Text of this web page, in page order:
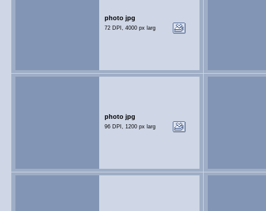
photo jpg
72 DPI, 4000 px larg
photo jpg
96 DPI, 1200 px larg